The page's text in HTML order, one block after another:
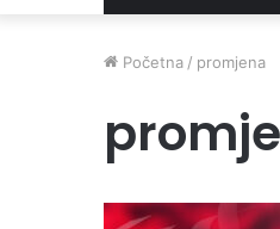
Početna / promjena